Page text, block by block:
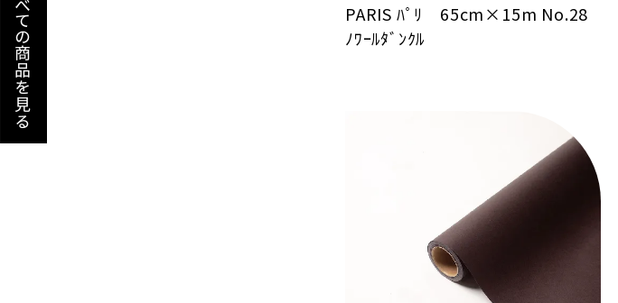
PARIS ﾊﾟﾘ 65cm×15m No.28
ﾉﾜｰﾙﾀﾞﾝｸﾙ